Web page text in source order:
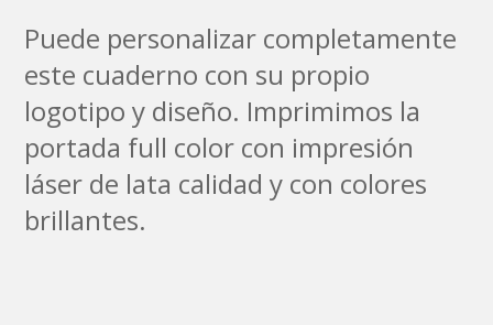
Puede personalizar completamente
este cuaderno con su propio
logotipo y diseño. Imprimimos la
portada full color con impresión
láser de lata calidad y con colores
brillantes.